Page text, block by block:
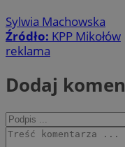
Sylwia Machowska
Źródło: KPP Mikołów
reklama
Dodaj